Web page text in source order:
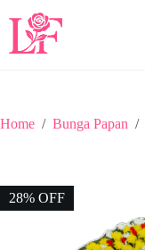
Home / Bunga Papan /
28% OFF